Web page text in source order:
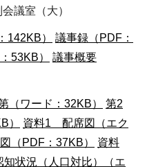
議室（大）
142KB）
議事録（PDF：
53KB）
議事概要
（ワード：32KB）
第2
）
資料1 配席図（エク
（PDF：37KB）
資料
状況（人口対比）（エ